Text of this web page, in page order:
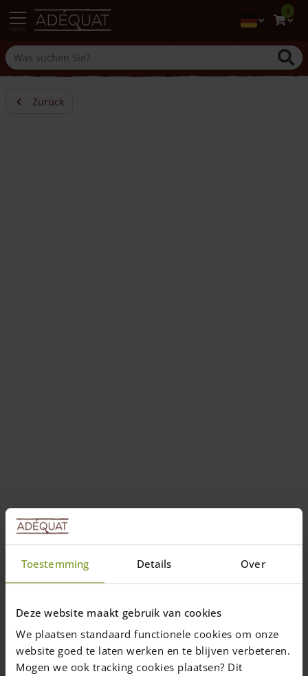
Toestemming Details Over
Deze website maakt gebruik van cookies
We plaatsen standaard functionele cookies om onze
website goed te laten werken en te blijven verbeteren.
Mogen we ook tracking cookies plaatsen? Dit
0
Zurück